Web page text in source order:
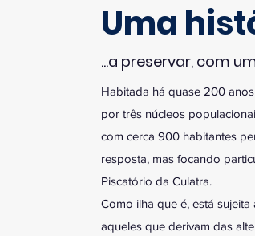
Uma
...a preservar, com
Habitada há quase 200
por três núcleos
com cerca 900 habitantes
resposta, mas focando
Piscatório da Culatra.
Como ilha que é, está
aqueles que derivam das